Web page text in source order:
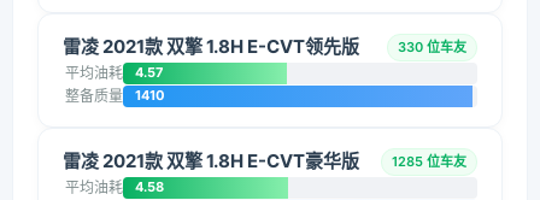
雷凌 2021款 双擎 1.8H E-CVT领先版 330 位车友
平均油耗 4.57
整备质量 1410
雷凌 2021款 双擎 1.8H E-CVT豪华版 1285 位车友
平均油耗 4.58